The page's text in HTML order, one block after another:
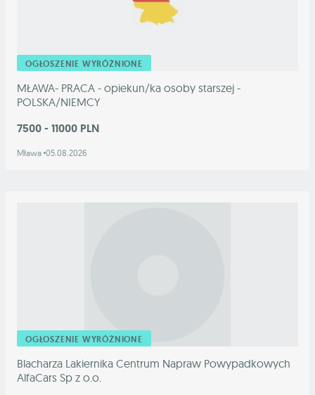
OGŁOSZENIE WYRÓŻNIONE
MŁAWA- PRACA - opiekun/ka osoby starszej -
POLSKA/NIEMCY
7500 - 11000 PLN
Mława 05.08.2026
OGŁOSZENIE WYRÓŻNIONE
Blacharza Lakiernika Centrum Napraw Powypadkowych
AlfaCars Sp z o.o.